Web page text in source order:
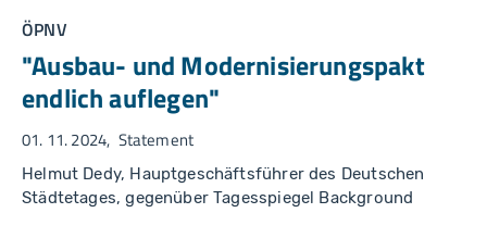
ÖPNV
"Ausbau- und Modernisierungspakt
endlich auflegen"
01. 11. 2024 Statement
Helmut Dedy, Hauptgeschäftsführer des Deutschen
Städtetages, gegenüber Tagesspiegel Background